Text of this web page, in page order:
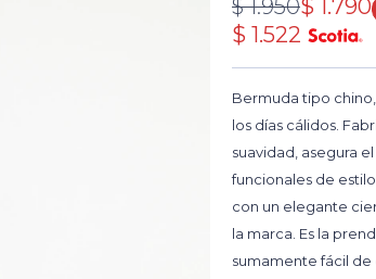
$ 1.790
$ 1.950
$ 1.522
Bermuda tipo
los días cálidos.
suavidad, asegura
funcionales de
con un elegante
la marca. Es la
sumamente fácil de